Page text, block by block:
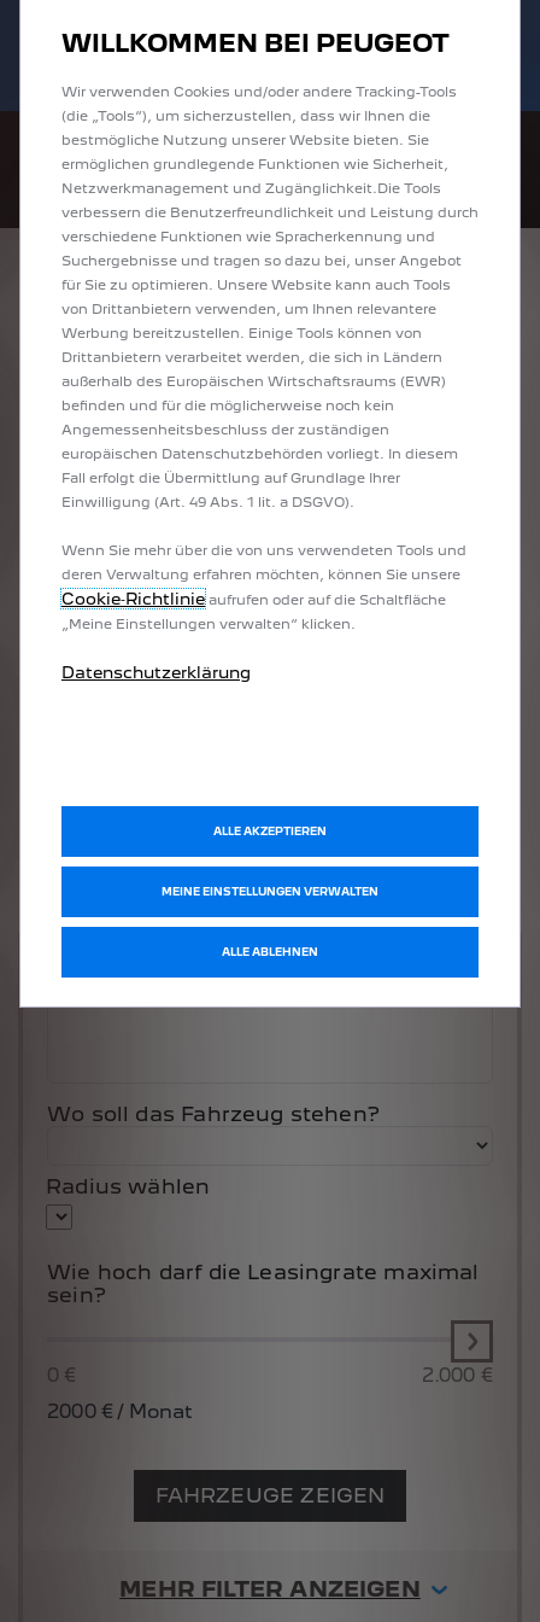
E-Autos und Plug-In-Hybride. Mehr
erfahren >>
2008 zu attraktiven Leasingraten
entdecken!
ENTDECKEN SIE
ALLE ANGEBOTE IN
GELSENKIRCHEN
Wo soll das Fahrzeug stehen?
Radius wählen
Wie hoch darf die Leasingrate maximal
sein?
0 €
2.000 €
2000€ / Monat
FAHRZEUGE ZEIGEN
MEHR FILTER ANZEIGEN
WILLKOMMEN BEI PEUGEOT
Wir verwenden Cookies und/oder andere Tracking-Tools
(die „Tools“), um sicherzustellen, dass wir Ihnen die
bestmögliche Nutzung unserer Website bieten. Sie
ermöglichen grundlegende Funktionen wie Sicherheit,
Netzwerkmanagement und Zugänglichkeit.Die Tools
verbessern die Benutzerfreundlichkeit und Leistung durch
verschiedene Funktionen wie Spracherkennung und
Suchergebnisse und tragen so dazu bei, unser Angebot
für Sie zu optimieren. Unsere Website kann auch Tools
von Drittanbietern verwenden, um Ihnen relevantere
Werbung bereitzustellen. Einige Tools können von
Drittanbietern verarbeitet werden, die sich in Ländern
außerhalb des Europäischen Wirtschaftsraums (EWR)
befinden und für die möglicherweise noch kein
Angemessenheitsbeschluss der zuständigen
europäischen Datenschutzbehörden vorliegt. In diesem
Fall erfolgt die Übermittlung auf Grundlage Ihrer
Einwilligung (Art. 49 Abs. 1 lit. a DSGVO).
Wenn Sie mehr über die von uns verwendeten Tools und
deren Verwaltung erfahren möchten, können Sie unsere
Cookie‑Richtlinieaufrufen oder auf die Schaltfläche
„Meine Einstellungen verwalten“ klicken.
Datenschutzerklärung
MEINE EINSTELLUNGEN VERWALTEN
ALLE AKZEPTIEREN
ALLE ABLEHNEN